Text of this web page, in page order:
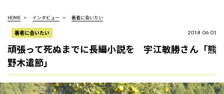
HOME インタビュー 著者に会いたい
著者に会いたい 2018.06.01
頑張って死ぬまでに長編小説を 宇江敏勝さん「熊
野木遣節」